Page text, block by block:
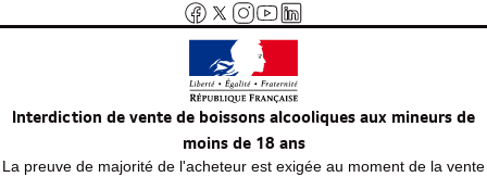
Interdiction de vente de boissons alcooliques aux mineurs de
moins de 18 ans
La preuve de majorité de l'acheteur est exigée au moment de la vente